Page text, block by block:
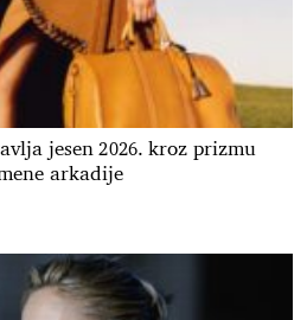
jesen 2026. kroz prizmu
arkadije